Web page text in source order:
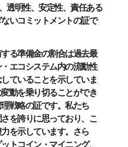
透明性、安定性、責任ある
いコミットメントの証で
る準備金の割合は過去最
エコシステム内の流動性
ていることを示していま
動を乗り切ることができ
戦略の証です。私たち
を誇りに思っており、こ
を示しています。さら
トコイン・マイニング、